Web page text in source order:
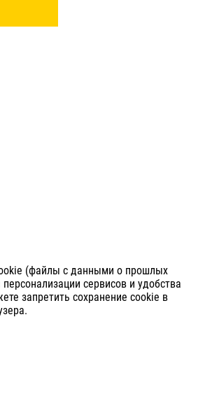
(файлы с данными о прошлых
сервисов и удобства
запретить сохранение cookie в